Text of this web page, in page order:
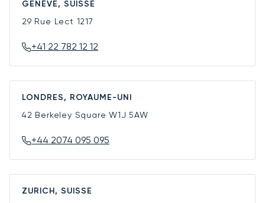
GENÈVE, SUISSE
29 Rue Lect 1217
+41 22 782 12 12
LONDRES, ROYAUME-UNI
42 Berkeley SquareW1J 5AW
+44 2074 095 095
ZURICH, SUISSE